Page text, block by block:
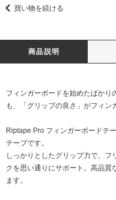
買い物を続ける
商品説明
フィンガーボードを始めたばかり
も、「グリップの良さ」がフィン
Riptape Pro フィンガーボードテ
テープです。
しっかりとしたグリップ力で、フ
クを思い通りにサポート。高品質
ます。